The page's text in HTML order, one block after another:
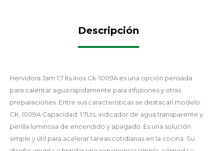
Descripción
Hervidora Jam 1,7 lts Inox Ck-1009A es una opción pensada
para calentar agua rápidamente para infusiones y otras
preparaciones. Entre sus características se destacan modelo:
CK, 1009A Capacidad: 1.7Lts, indicador de agua transparente y
perilla luminosa de encendido y apagado. Es una solución
simple y útil para acelerar tareas cotidianas en la cocina. Su